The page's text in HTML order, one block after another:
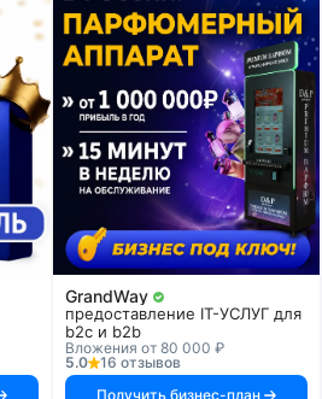
GrandWay
предоставление IT-УСЛУГ для
b2c и b2b
Вложения от 80 000 ₽
5.0
16 отзывов
Получить бизнес-план